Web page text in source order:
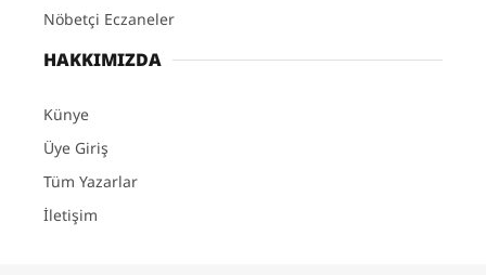
Nöbetçi Eczaneler
HAKKIMIZDA
Künye
Üye Giriş
Tüm Yazarlar
İletişim